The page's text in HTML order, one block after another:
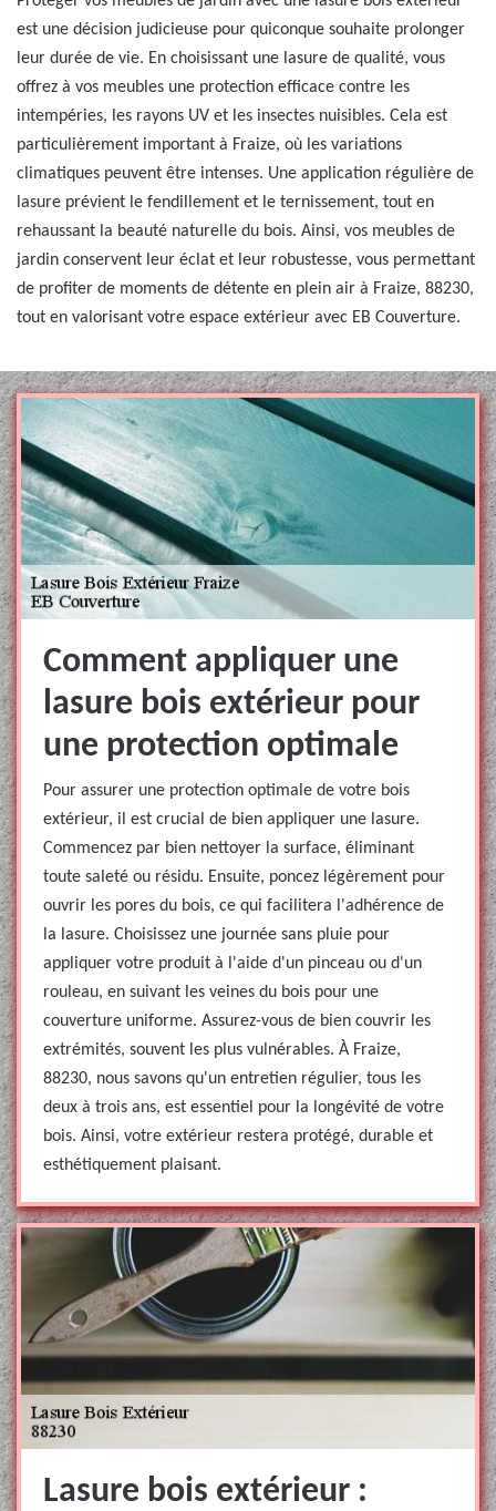
est une décision judicieuse pour quiconque souhaite prolonger
leur durée de vie. En choisissant une lasure de qualité, vous
offrez à vos meubles une protection efficace contre les
intempéries, les rayons UV et les insectes nuisibles. Cela est
particulièrement important à Fraize, où les variations
climatiques peuvent être intenses. Une application régulière de
lasure prévient le fendillement et le ternissement, tout en
rehaussant la beauté naturelle du bois. Ainsi, vos meubles de
jardin conservent leur éclat et leur robustesse, vous permettant
de profiter de moments de détente en plein air à Fraize, 88230,
tout en valorisant votre espace extérieur avec EB Couverture.
Comment appliquer une
lasure bois extérieur pour
une protection optimale
Pour assurer une protection optimale de votre bois
extérieur, il est crucial de bien appliquer une lasure.
Commencez par bien nettoyer la surface, éliminant
toute saleté ou résidu. Ensuite, poncez légèrement pour
ouvrir les pores du bois, ce qui facilitera l'adhérence de
la lasure. Choisissez une journée sans pluie pour
appliquer votre produit à l'aide d'un pinceau ou d'un
rouleau, en suivant les veines du bois pour une
couverture uniforme. Assurez-vous de bien couvrir les
extrémités, souvent les plus vulnérables. À Fraize,
88230, nous savons qu'un entretien régulier, tous les
deux à trois ans, est essentiel pour la longévité de votre
bois. Ainsi, votre extérieur restera protégé, durable et
esthétiquement plaisant.
Lasure bois extérieur :